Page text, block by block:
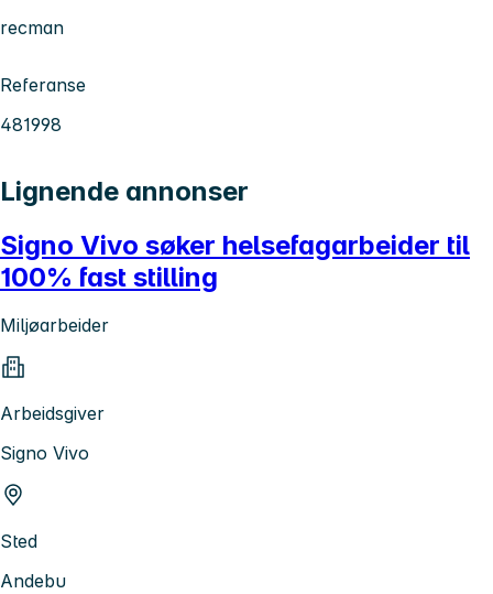
recman
Referanse
481998
Lignende annonser
Signo Vivo søker helsefagarbeider til
100% fast stilling
Miljøarbeider
Arbeidsgiver
Signo Vivo
Sted
Andebu